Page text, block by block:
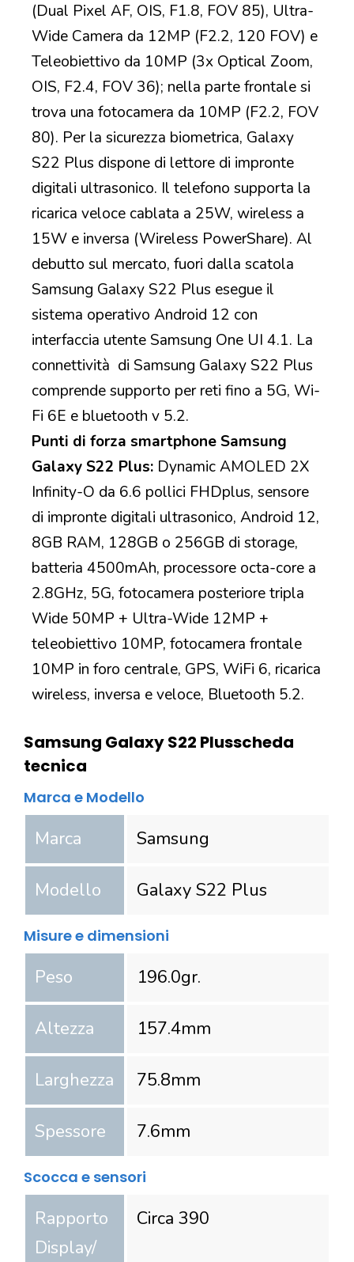
(Dual Pixel AF, OIS, F1.8, FOV 85), Ultra-
Wide Camera da 12MP (F2.2, 120 FOV) e
Teleobiettivo da 10MP (3x Optical Zoom,
OIS, F2.4, FOV 36); nella parte frontale si
trova una fotocamera da 10MP (F2.2, FOV
80). Per la sicurezza biometrica, Galaxy
S22 Plus dispone di lettore di impronte
digitali ultrasonico. Il telefono supporta la
ricarica veloce cablata a 25W, wireless a
15W e inversa (Wireless PowerShare). Al
debutto sul mercato, fuori dalla scatola
Samsung Galaxy S22 Plus esegue il
sistema operativo Android 12 con
interfaccia utente Samsung One UI 4.1. La
connettività di Samsung Galaxy S22 Plus
comprende supporto per reti fino a 5G, Wi-
Fi 6E e bluetooth v 5.2.
Punti di forza smartphone Samsung
Galaxy S22 Plus: Dynamic AMOLED 2X
Infinity-O da 6.6 pollici FHDplus, sensore
di impronte digitali ultrasonico, Android 12,
8GB RAM, 128GB o 256GB di storage,
batteria 4500mAh, processore octa-core a
2.8GHz, 5G, fotocamera posteriore tripla
Wide 50MP + Ultra-Wide 12MP +
teleobiettivo 10MP, fotocamera frontale
10MP in foro centrale, GPS, WiFi 6, ricarica
wireless, inversa e veloce, Bluetooth 5.2.
Samsung Galaxy S22 Plusscheda
tecnica
Marca e Modello
Marca Samsung
Modello Galaxy S22 Plus
Misure e dimensioni
Peso 196.0gr.
Altezza 157.4mm
Larghezza 75.8mm
Spessore 7.6mm
Scocca e sensori
Rapporto
Display/
Circa 390